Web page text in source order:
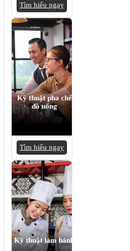
Tìm hiểu ngay
Kỹ thuật pha chế
đồ uống
Tìm hiểu ngay
Kỹ thuật làm bánh